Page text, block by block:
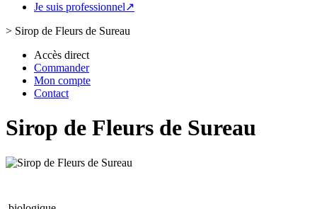
Je suis professionnel↗
> Sirop de Fleurs de Sureau
Accès direct
Commander
Mon compte
Contact
Sirop de Fleurs de Sureau